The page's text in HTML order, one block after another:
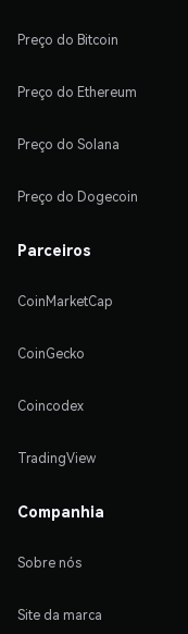
Preço do Bitcoin
Preço do Ethereum
Preço do Solana
Preço do Dogecoin
Parceiros
CoinMarketCap
CoinGecko
Coincodex
TradingView
Companhia
Sobre nós
Site da marca